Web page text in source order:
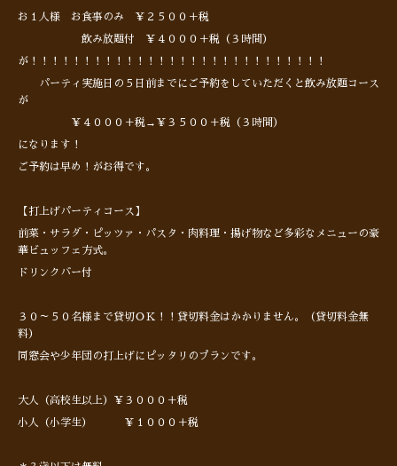
お１人様 お食事のみ ￥２５００＋税
飲み放題付 ￥４０００＋税（３時間）
が！！！！！！！！！！！！！！！！！！！！！！！！！！！！
パーティ実施日の５日前までにご予約をしていただくと飲み放題コース
が
￥４０００＋税→￥３５００＋税（３時間）
になります！
ご予約は早め！がお得です。
【打上げパーティコース】
前菜・サラダ・ピッツァ・パスタ・肉料理・揚げ物など多彩なメニューの豪
華ビュッフェ方式。
ドリンクバー付
３０～５０名様まで貸切ＯＫ！！貸切料金はかかりません。（貸切料金無
料）
同窓会や少年団の打上げにピッタリのプランです。
大人（高校生以上）￥３０００＋税
小人（小学生） ￥１０００＋税